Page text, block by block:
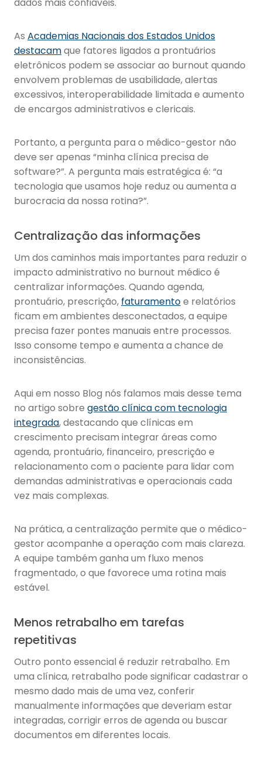
dados mais confiáveis.
As Academias Nacionais dos Estados Unidos
destacamque fatores ligados a prontuários
eletrônicos podem se associar ao burnout quando
envolvem problemas de usabilidade, alertas
excessivos, interoperabilidade limitada e aumento
de encargos administrativos e clericais.
Portanto, a pergunta para o médico-gestor não
deve ser apenas “minha clínica precisa de
software?”. A pergunta mais estratégica é: “a
tecnologia que usamos hoje reduz ou aumenta a
burocracia da nossa rotina?”.
Centralização das informações
Um dos caminhos mais importantes para reduzir o
impacto administrativo no burnout médico é
centralizar informações. Quando agenda,
prontuário, prescrição, faturamentoe relatórios
ficam em ambientes desconectados, a equipe
precisa fazer pontes manuais entre processos.
Isso consome tempo e aumenta a chance de
inconsistências.
Aqui em nosso Blog nós falamos mais desse tema
no artigo sobre gestão clínica com tecnologia
integrada, destacando que clínicas em
crescimento precisam integrar áreas como
agenda, prontuário, financeiro, prescrição e
relacionamento com o paciente para lidar com
demandas administrativas e operacionais cada
vez mais complexas.
Na prática, a centralização permite que o médico-
gestor acompanhe a operação com mais clareza.
A equipe também ganha um fluxo menos
fragmentado, o que favorece uma rotina mais
estável.
Menos retrabalho em tarefas
repetitivas
Outro ponto essencial é reduzir retrabalho. Em
uma clínica, retrabalho pode significar cadastrar o
mesmo dado mais de uma vez, conferir
manualmente informações que deveriam estar
integradas, corrigir erros de agenda ou buscar
documentos em diferentes locais.